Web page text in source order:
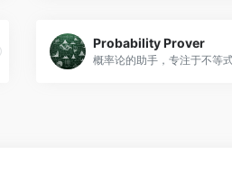
Probability Prover
概率论的助手，专注于不等式